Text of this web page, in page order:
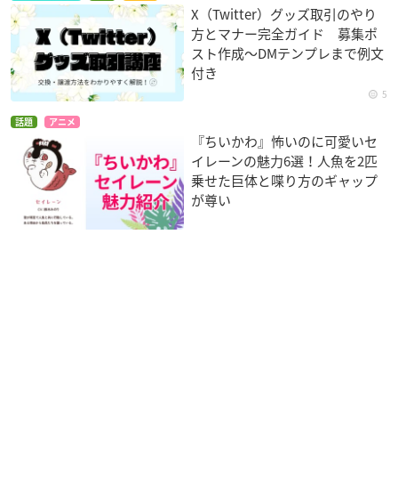
X（Twitter）グッズ取引のやり
方とマナー完全ガイド 募集ポ
スト作成〜DMテンプレまで例文
付き
5
話題 アニメ
『ちいかわ』怖いのに可愛いセ
イレーンの魅力6選！人魚を2匹
乗せた巨体と喋り方のギャップ
が尊い